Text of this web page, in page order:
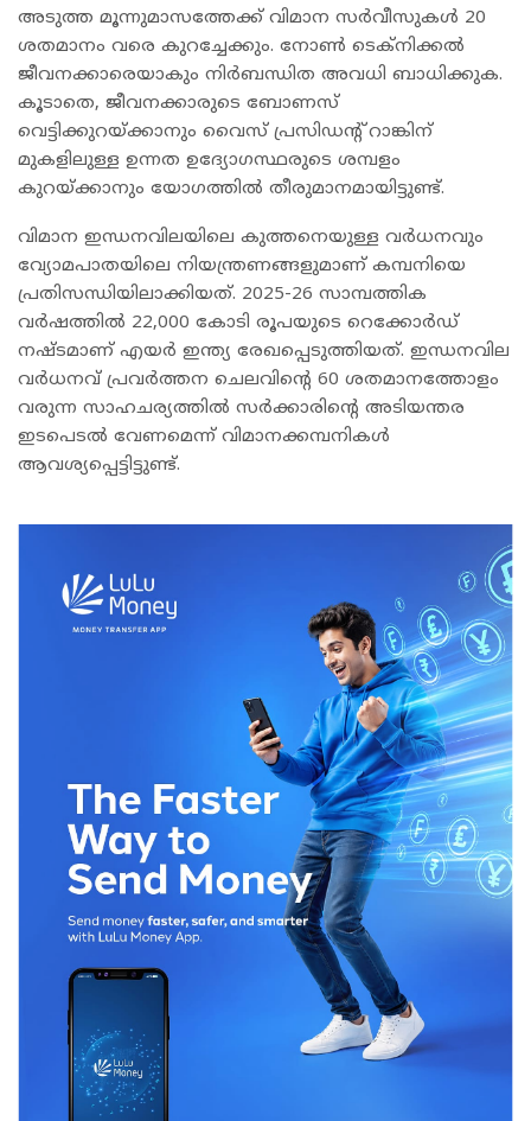
അടുത്ത മൂന്നുമാസത്തേക്ക് വിമാന സർവീസുകൾ 20
ശതമാനം വരെ കുറച്ചേക്കും. നോൺ ടെക്നിക്കൽ
ജീവനക്കാരെയാകും നിർബന്ധിത അവധി ബാധിക്കുക.
കൂടാതെ, ജീവനക്കാരുടെ ബോണസ്
വെട്ടിക്കുറയ്ക്കാനും വൈസ് പ്രസിഡന്റ് റാങ്കിന്
മുകളിലുള്ള ഉന്നത ഉദ്യോഗസ്ഥരുടെ ശമ്പളം
കുറയ്ക്കാനും യോഗത്തിൽ തീരുമാനമായിട്ടുണ്ട്.
വിമാന ഇന്ധനവിലയിലെ കുത്തനെയുള്ള വർധനവും
വ്യോമപാതയിലെ നിയന്ത്രണങ്ങളുമാണ് കമ്പനിയെ
പ്രതിസന്ധിയിലാക്കിയത്. 2025-26 സാമ്പത്തിക
വർഷത്തിൽ 22,000 കോടി രൂപയുടെ റെക്കോർഡ്
നഷ്ടമാണ് എയർ ഇന്ത്യ രേഖപ്പെടുത്തിയത്. ഇന്ധനവില
വർധനവ് പ്രവർത്തന ചെലവിന്റെ 60 ശതമാനത്തോളം
വരുന്ന സാഹചര്യത്തിൽ സർക്കാരിന്റെ അടിയന്തര
ഇടപെടൽ വേണമെന്ന് വിമാനക്കമ്പനികൾ
ആവശ്യപ്പെട്ടിട്ടുണ്ട്.